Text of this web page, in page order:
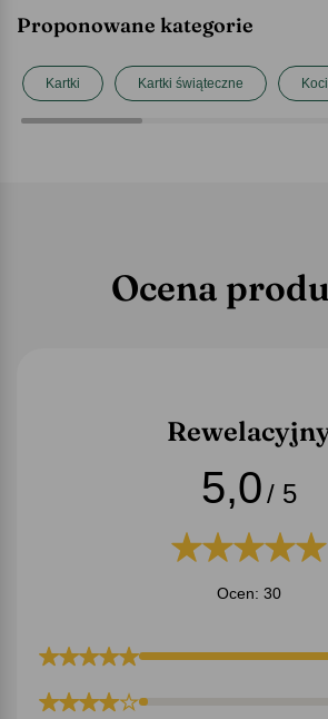
Proponowane kategorie
Kartki Kartki świąteczne
Ocena
5,0/ 5
Ocen: 30